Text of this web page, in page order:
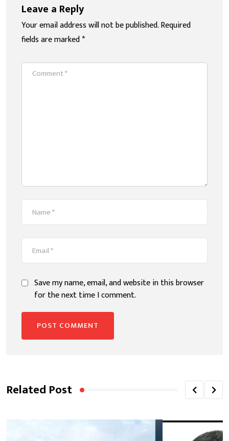
Leave a Reply
Your email address will not be published.Required
fields are marked*
Save my name, email, and website in this browser
for the next time I comment.
Related Post